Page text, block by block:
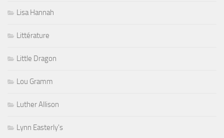
Lisa Hannah
Littérature
Little Dragon
Lou Gramm
Luther Allison
Lynn Easterly's